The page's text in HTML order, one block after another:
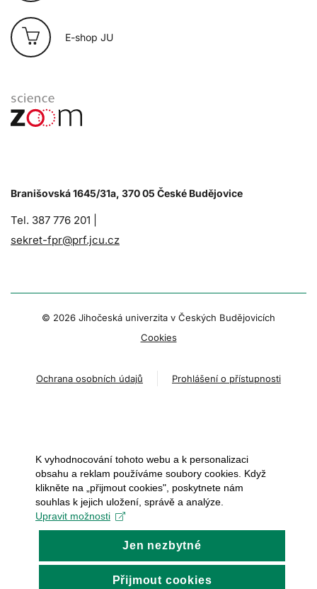
E-shop JU
Branišovská 1645/31a, 370 05 České Budějovice
Tel. 387 776 201 |
sekret-fpr@prf.jcu.cz
© 2026 Jihočeská univerzita v Českých Budějovicích
Cookies
Ochrana osobních údajů Prohlášení o přístupnosti
K vyhodnocování tohoto webu a k personalizaci
obsahu a reklam používáme soubory cookies. Když
klikněte na „přijmout cookies", poskytnete nám
souhlas k jejich uložení, správě a analýze.
Upravit možnosti
Jen nezbytné
Přijmout cookies